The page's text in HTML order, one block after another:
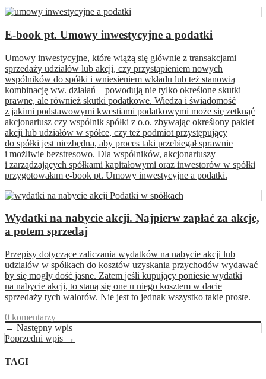
E-book pt. Umowy inwestycyjne a podatki
Umowy inwestycyjne, które wiążą się głównie z transakcjami
sprzedaży udziałów lub akcji, czy przystąpieniem nowych
wspólników do spółki i wniesieniem wkładu lub też stanowią
kombinację ww. działań – powodują nie tylko określone skutki
prawne, ale również skutki podatkowe. Wiedza i świadomość
z jakimi podstawowymi kwestiami podatkowymi może się zetknąć
akcjonariusz czy wspólnik spółki z o.o. zbywając określony pakiet
akcji lub udziałów w spółce, czy też podmiot przystępujący
do spółki jest niezbędna, aby proces taki przebiegał sprawnie
i możliwie bezstresowo. Dla wspólników, akcjonariuszy
i zarządzających spółkami kapitałowymi oraz inwestorów w spółki
przygotowałam e-book pt. Umowy inwestycyjne a podatki.
Wydatki na nabycie akcji. Najpierw zapłać za akcje,
a potem sprzedaj
Przepisy dotyczące zaliczania wydatków na nabycie akcji lub
udziałów w spółkach do kosztów uzyskania przychodów wydawać
by się mogły dość jasne. Zatem jeśli kupujący poniesie wydatki
na nabycie akcji, to staną się one u niego kosztem w dacie
sprzedaży tych walorów. Nie jest to jednak wszystko takie proste.
0 komentarzy
← Następny wpis
Poprzedni wpis →
TAGI